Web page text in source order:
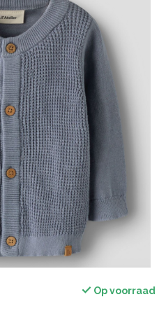
Op voorraad